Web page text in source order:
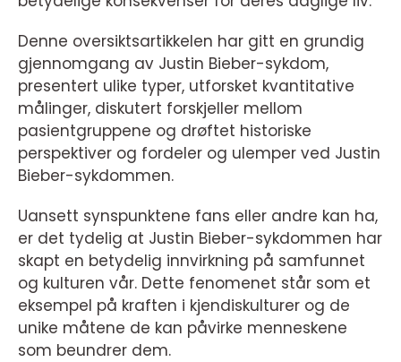
Denne oversiktsartikkelen har gitt en grundig
gjennomgang av Justin Bieber-sykdom,
presentert ulike typer, utforsket kvantitative
målinger, diskutert forskjeller mellom
pasientgruppene og drøftet historiske
perspektiver og fordeler og ulemper ved Justin
Bieber-sykdommen.
Uansett synspunktene fans eller andre kan ha,
er det tydelig at Justin Bieber-sykdommen har
skapt en betydelig innvirkning på samfunnet
og kulturen vår. Dette fenomenet står som et
eksempel på kraften i kjendiskulturer og de
unike måtene de kan påvirke menneskene
som beundrer dem.